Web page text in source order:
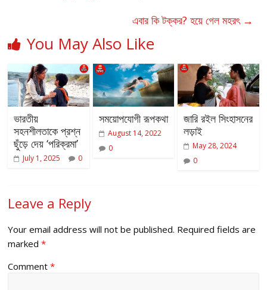
এবার কি টক্কর? হয়ে গেল মহরৎ →
You May Also Like
ভারতীয়
সহনশীলতাকে প্রশ্ন
ছুঁড়ে দেয় ‘পরিক্রমা’
July 1, 2025 0
সময়োপযোগী রূপকথা
August 14, 2022
0
জারি রইল সিংহাসনের
লড়াই
May 28, 2024
0
Leave a Reply
Your email address will not be published. Required fields are
marked*
Comment*